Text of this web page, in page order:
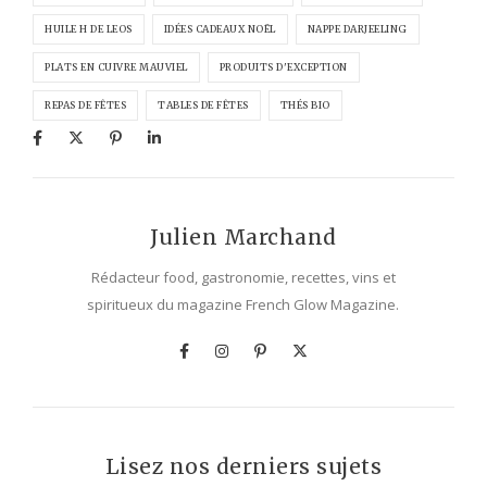
HUILE H DE LEOS IDÉES CADEAUX NOËL NAPPE DARJEELING
PLATS EN CUIVRE MAUVIEL PRODUITS D'EXCEPTION
REPAS DE FÊTES TABLES DE FÊTES THÉS BIO
Julien Marchand
Rédacteur food, gastronomie, recettes, vins et
spiritueux du magazine French Glow Magazine.
Lisez nos derniers sujets